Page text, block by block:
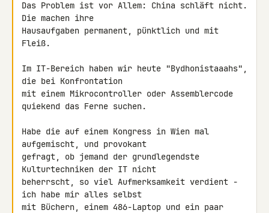
Das Problem ist vor Allem: China schläft nicht.
Die machen ihre
Hausaufgaben permanent, pünktlich und mit
Fleiß.
Im IT-Bereich haben wir heute "Bydhonistaaahs",
die bei Konfrontation
mit einem Mikrocontroller oder Assemblercode
quiekend das Ferne suchen.
Habe die auf einem Kongress in Wien mal
aufgemischt, und provokant
gefragt, ob jemand der grundlegendste
Kulturtechniken der IT nicht
beherrscht, so viel Aufmerksamkeit verdient -
ich habe mir alles selbst
mit Büchern, einem 486-Laptop und ein paar